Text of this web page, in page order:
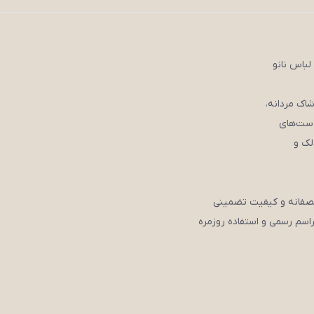
نانو
ست‌های
و
و کیفیت تضمینی
رسمی و استفاده روزمره